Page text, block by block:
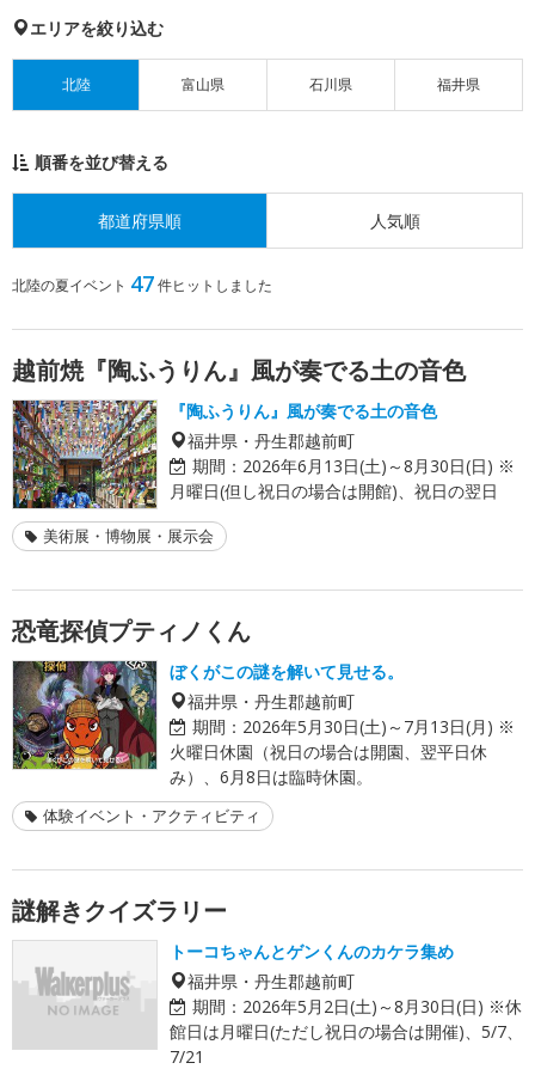
エリアを絞り込む
北陸 富山県 石川県 福井県
順番を並び替える
都道府県順 人気順
北陸の夏イベント 47件ヒットしました
越前焼『陶ふうりん』風が奏でる土の音色
『陶ふうりん』風が奏でる土の音色
福井県・丹生郡越前町
期間： 2026年6月13日(土)～8月30日(日) ※
月曜日(但し祝日の場合は開館)、祝日の翌日
美術展・博物展・展示会
恐竜探偵プティノくん
ぼくがこの謎を解いて見せる。
福井県・丹生郡越前町
期間： 2026年5月30日(土)～7月13日(月) ※
火曜日休園（祝日の場合は開園、翌平日休
み）、6月8日は臨時休園。
体験イベント・アクティビティ
謎解きクイズラリー
トーコちゃんとゲンくんのカケラ集め
福井県・丹生郡越前町
期間： 2026年5月2日(土)～8月30日(日) ※休
館日は月曜日(ただし祝日の場合は開催)、5/7、
7/21